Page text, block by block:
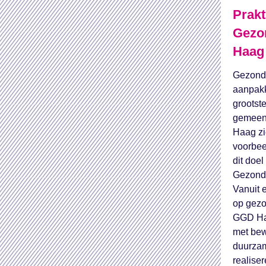
Haag
Haag
dit doel
Vanuit
op
GGD
met